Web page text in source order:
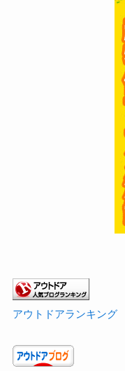
アウトドアランキング